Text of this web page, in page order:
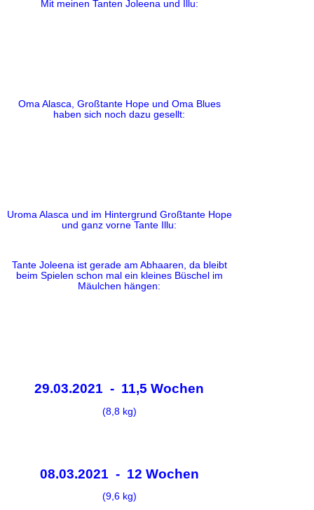
Mit meinen Tanten Joleena und Illu:
Oma Alasca, Großtante Hope und Oma Blues
haben sich noch dazu gesellt:
Uroma Alasca und im Hintergrund Großtante Hope
und ganz vorne Tante Illu:
Tante Joleena ist gerade am Abhaaren, da bleibt
beim Spielen schon mal ein kleines Büschel im
Mäulchen hängen:
29.03.2021 - 11,5 Wochen
(8,8 kg)
08.03.2021 - 12 Wochen
(9,6 kg)